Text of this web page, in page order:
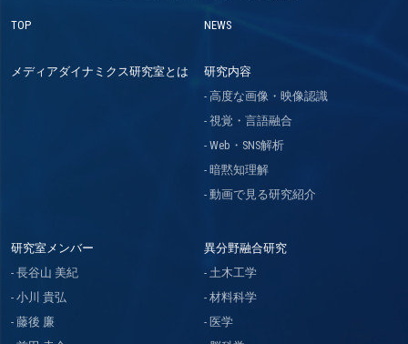
TOP NEWS
メディアダイナミクス研究室とは
研究内容
高度な画像・映像認識
視覚・言語融合
Web・SNS解析
暗黙知理解
動画で見る研究紹介
研究室メンバー
長谷山 美紀
小川 貴弘
藤後 廉
異分野融合研究
土木工学
材料科学
医学